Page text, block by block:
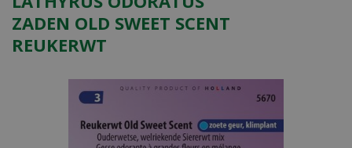
ZADEN OLD SWEET SCENT
REUKERWT